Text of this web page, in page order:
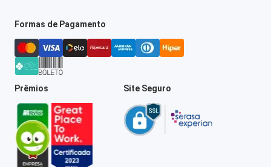
Formas de Pagamento
Prêmios Site Seguro